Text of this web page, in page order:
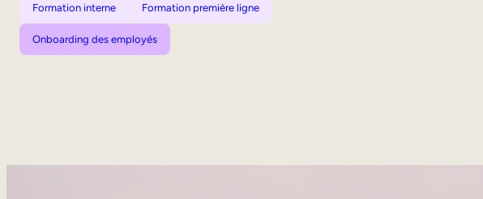
Formation interne Formation première ligne
Onboarding des employés